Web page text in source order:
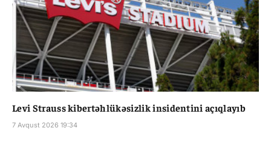
Levi Strauss kibertəhlükəsizlik insidentini açıqlayıb
7 Avqust 2026 19:34